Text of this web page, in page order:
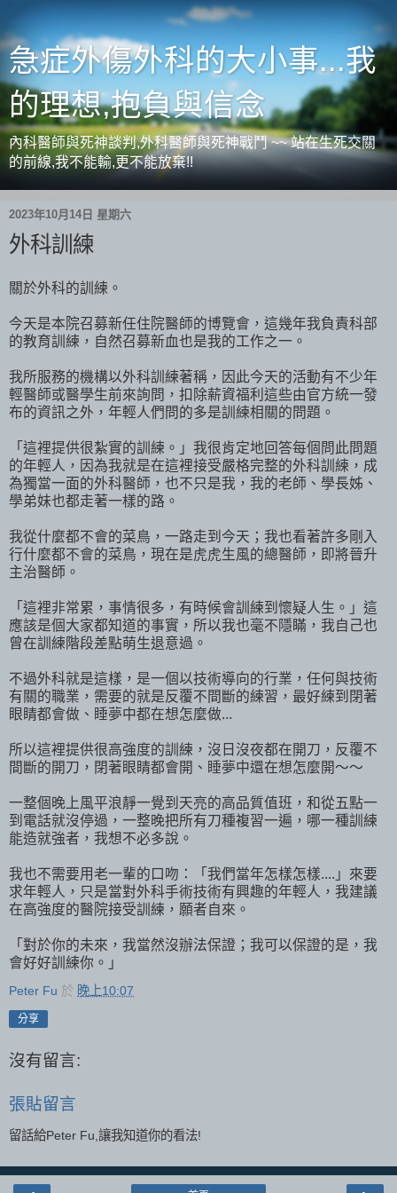
急症外傷外科的大小事...我
的理想,抱負與信念
內科醫師與死神談判,外科醫師與死神戰鬥 ~~ 站在生死交關
的前線,我不能輸,更不能放棄!!
2023年10月14日 星期六
外科訓練
關於外科的訓練。
今天是本院召募新任住院醫師的博覽會，這幾年我負責科部
的教育訓練，自然召募新血也是我的工作之一。
我所服務的機構以外科訓練著稱，因此今天的活動有不少年
輕醫師或醫學生前來詢問，扣除薪資福利這些由官方統一發
布的資訊之外，年輕人們問的多是訓練相關的問題。
「這裡提供很紮實的訓練。」我很肯定地回答每個問此問題
的年輕人，因為我就是在這裡接受嚴格完整的外科訓練，成
為獨當一面的外科醫師，也不只是我，我的老師、學長姊、
學弟妹也都走著一樣的路。
我從什麼都不會的菜鳥，一路走到今天；我也看著許多剛入
行什麼都不會的菜鳥，現在是虎虎生風的總醫師，即將晉升
主治醫師。
「這裡非常累，事情很多，有時候會訓練到懷疑人生。」這
應該是個大家都知道的事實，所以我也毫不隱瞞，我自己也
曾在訓練階段差點萌生退意過。
不過外科就是這樣，是一個以技術導向的行業，任何與技術
有關的職業，需要的就是反覆不間斷的練習，最好練到閉著
眼睛都會做、睡夢中都在想怎麼做...
所以這裡提供很高強度的訓練，沒日沒夜都在開刀，反覆不
間斷的開刀，閉著眼睛都會開、睡夢中還在想怎麼開～～
一整個晚上風平浪靜一覺到天亮的高品質值班，和從五點一
到電話就沒停過，一整晚把所有刀種複習一遍，哪一種訓練
能造就強者，我想不必多說。
我也不需要用老一輩的口吻：「我們當年怎樣怎樣....」來要
求年輕人，只是當對外科手術技術有興趣的年輕人，我建議
在高強度的醫院接受訓練，願者自來。
「對於你的未來，我當然沒辦法保證；我可以保證的是，我
會好好訓練你。」
Peter Fu 於 晚上10:07
分享
沒有留言:
張貼留言
留話給Peter Fu,讓我知道你的看法!